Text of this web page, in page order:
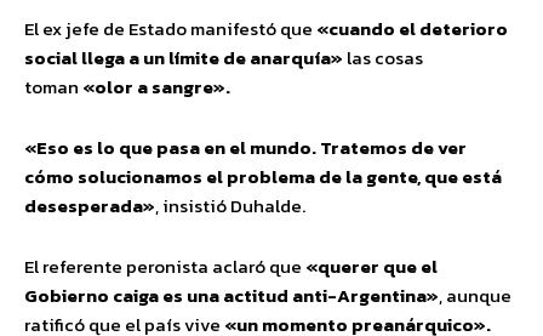
El ex jefe de Estado manifestó que «cuando el deterioro
social llega a un límite de anarquía» las cosas
toman «olor a sangre».
«Eso es lo que pasa en el mundo. Tratemos de ver
cómo solucionamos el problema de la gente, que está
desesperada», insistió Duhalde.
El referente peronista aclaró que «querer que el
Gobierno caiga es una actitud anti-Argentina», aunque
ratificó que el país vive «un momento preanárquico».